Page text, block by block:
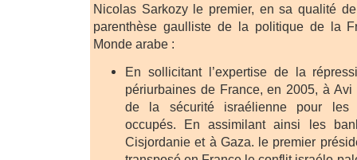
Nicolas Sarkozy le premier, en sa qualité
parenthèse gaulliste de la politique de la
Monde arabe :
En sollicitant l’expertise de la
périurbaines de France, en 2005, à
de la sécurité israélienne pour les
occupés. En assimilant ainsi les
Cisjordanie et à Gaza. le premier